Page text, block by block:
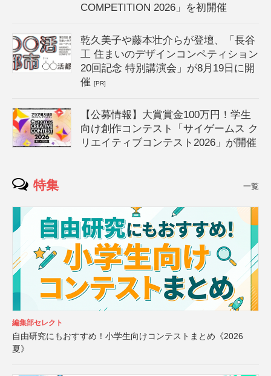
COMPETITION 2026」を初開催
乾久美子や藤本壮介らが登壇、「長谷
工 住まいのデザインコンペティション
20回記念 特別講演会」が8月19日に開
催[PR]
【公募情報】大賞賞金100万円！学生
向け創作コンテスト「サイゲームス ク
リエイティブコンテスト2026」が開催
特集 一覧
編集部セレクト
自由研究にもおすすめ！小学生向けコンテストまとめ《2026
夏》